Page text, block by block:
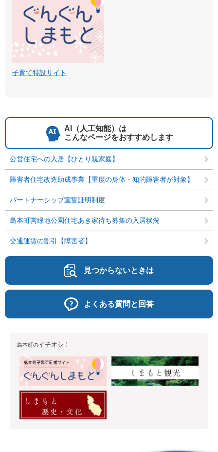
子育て特設サイト
AI（人工知能）は
こんなページをおすすめします
公営住宅への入居【ひとり親家庭】
障害者住宅改造助成事業【重度の身体・知的障害者が対象】
パートナーシップ宣誓証明制度
島本町営緑地公園住宅あき家待ち募集の入居状況
交通運賃の割引【障害者】
見つからないときは
よくある質問と回答
島本町のイチオシ！